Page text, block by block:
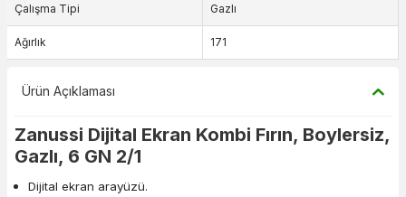
Çalışma Tipi Gazlı
Ağırlık 171
Ürün Açıklaması
Zanussi Dijital Ekran Kombi Fırın, Boylersiz,
Gazlı, 6 GN 2/1
Dijital ekran arayüzü.